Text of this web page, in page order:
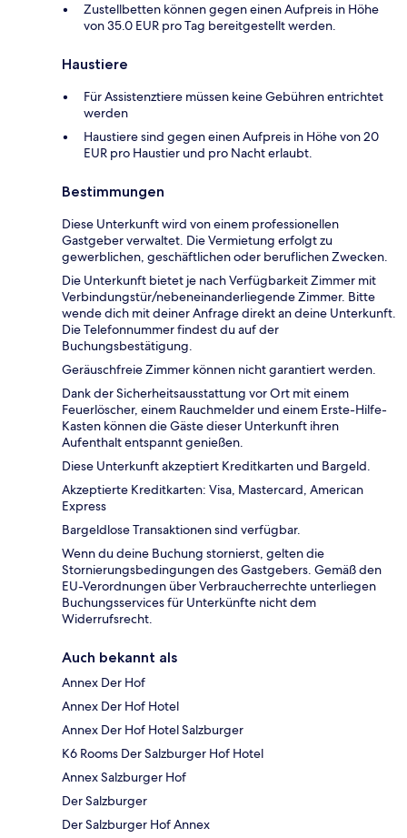
Zustellbetten können gegen einen Aufpreis in Höhe
von 35.0 EUR pro Tag bereitgestellt werden.
Haustiere
Für Assistenztiere müssen keine Gebühren entrichtet
werden
Haustiere sind gegen einen Aufpreis in Höhe von 20
EUR pro Haustier und pro Nacht erlaubt.
Bestimmungen
Diese Unterkunft wird von einem professionellen
Gastgeber verwaltet. Die Vermietung erfolgt zu
gewerblichen, geschäftlichen oder beruflichen Zwecken.
Die Unterkunft bietet je nach Verfügbarkeit Zimmer mit
Verbindungstür/nebeneinanderliegende Zimmer. Bitte
wende dich mit deiner Anfrage direkt an deine Unterkunft.
Die Telefonnummer findest du auf der
Buchungsbestätigung.
Geräuschfreie Zimmer können nicht garantiert werden.
Dank der Sicherheitsausstattung vor Ort mit einem
Feuerlöscher, einem Rauchmelder und einem Erste-Hilfe-
Kasten können die Gäste dieser Unterkunft ihren
Aufenthalt entspannt genießen.
Diese Unterkunft akzeptiert Kreditkarten und Bargeld.
Akzeptierte Kreditkarten: Visa, Mastercard, American
Express
Bargeldlose Transaktionen sind verfügbar.
Wenn du deine Buchung stornierst, gelten die
Stornierungsbedingungen des Gastgebers. Gemäß den
EU-Verordnungen über Verbraucherrechte unterliegen
Buchungsservices für Unterkünfte nicht dem
Widerrufsrecht.
Auch bekannt als
Annex Der Hof
Annex Der Hof Hotel
Annex Der Hof Hotel Salzburger
K6 Rooms Der Salzburger Hof Hotel
Annex Salzburger Hof
Der Salzburger
Der Salzburger Hof Annex